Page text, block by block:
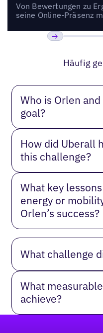
Von Bewertungen zu
seine Online-Präsenz
Häufig
Who is Orlen
goal?
How did Uberall
this challenge?
What key
energy or
Orlen’s success?
What challenge
What
achieve?